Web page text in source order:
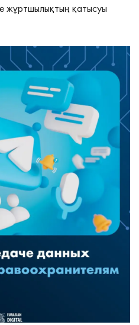
жұртшылықтың қатысуы